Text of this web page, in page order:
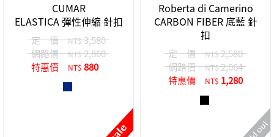
CUMAR
ELASTICA 彈性伸縮 針扣
定 價 NT$3,580
網路價
NT$2,860
特惠價
NT$ 880
Roberta di Camerino
CARBON FIBER 底藍 針
扣
定 價 NT$2,580
網路價
NT$2,064
特惠價
NT$ 1,280